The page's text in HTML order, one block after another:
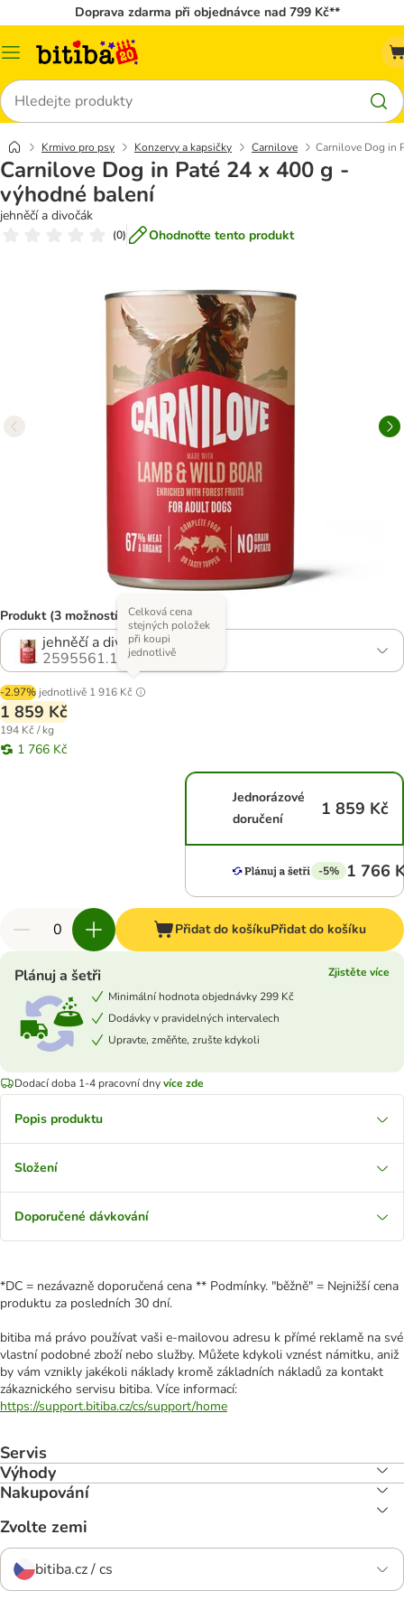
Doprava zdarma při objednávce nad 799 Kč**
Kategorie
Hledat
Krmivo pro psy Konzervy a kapsičky Carnilove Carnilove Dog in
Carnilove Dog in Paté 24 x 400 g -
výhodné balení
jehněčí a divočák
(0) Ohodnoťte tento produkt
Produkt (3 možností)
jehněčí a divočák
2595561.1
-2.97% jednotlivě 1 916 Kč
Celková cena
stejných položek
při koupi
jednotlivě
1 859 Kč
194 Kč / kg
1 766 Kč
Jednorázové
doručení
1 859 Kč
-5% 1 766
Přidat do košíkuPřidat do košíku
Plánuj a šetři
Zjistěte více
Minimální hodnota objednávky 299 Kč
Dodávky v pravidelných intervalech
Upravte, změňte, zrušte kdykoli
Dodací doba 1-4 pracovní dnyvíce zde
Popis produktu
Složení
Doporučené dávkování
*DC = nezávazně doporučená cena ** Podmínky. "běžně" = Nejnižší cena
produktu za posledních 30 dní.
bitiba má právo používat vaši e-mailovou adresu k přímé reklamě na své
vlastní podobné zboží nebo služby. Můžete kdykoli vznést námitku, aniž
by vám vznikly jakékoli náklady kromě základních nákladů za kontakt
zákaznického servisu bitiba. Více informací:
https://support.bitiba.cz/cs/support/home
Servis
Výhody
Nakupování
Zvolte zemi
bitiba.cz / cs